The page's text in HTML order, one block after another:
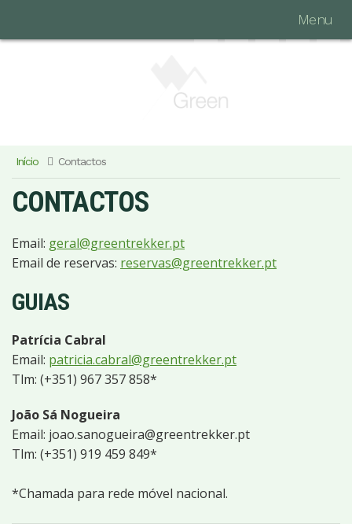
Menu
Início Contactos
CONTACTOS
Email: geral@greentrekker.pt
Email de reservas: reservas@greentrekker.pt
GUIAS
Patrícia Cabral
Email: patricia.cabral@greentrekker.pt
Tlm: (+351) 967 357 858*
João Sá Nogueira
Email: joao.sanogueira@greentrekker.pt
Tlm: (+351) 919 459 849*
*Chamada para rede móvel nacional.